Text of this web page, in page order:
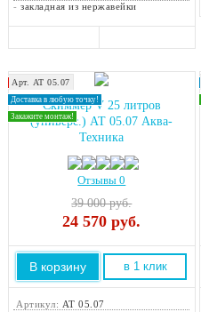
-закладная из нержавейки
Хит продаж!
Доставка в любую точку!
Закажите монтаж!
Арт. АТ 05.07
Скиммер V 25 литров
(универс.) АТ 05.07 Аква-
Техника
Отзывы 0
39 000 руб.
24 570 руб.
В корзину в 1 клик
Артикул: АТ 05.07